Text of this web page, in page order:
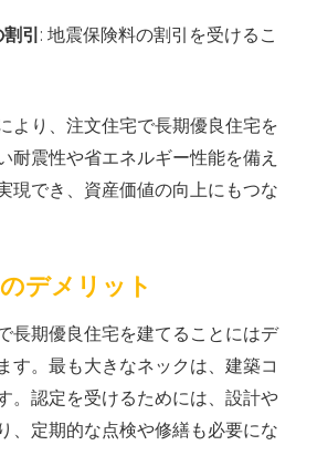
引 : 地震保険料の割引を受けるこ
より、注文住宅で長期優良住宅を
耐震性や省エネルギー性能を備え
現でき、資産価値の向上にもつな
デメリット
長期優良住宅を建てることにはデ
す。最も大きなネックは、建築コ
。認定を受けるためには、設計や
、定期的な点検や修繕も必要にな